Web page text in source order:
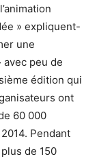
» expliquent-
une
avec peu de
édition qui
ont
60 000
Pendant
de 150